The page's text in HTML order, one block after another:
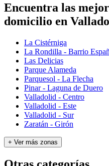
Encuentra las
domicilio en
La Cistérniga
La Rondilla - Barrio
Las Delicias
Parque Alameda
Parquesol - La Flecha
Pinar - Laguna de Duero
Valladolid - Centro
Valladolid - Este
Valladolid - Sur
Zaratán - Girón
+ Ver más zonas